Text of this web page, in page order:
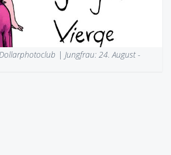
|Jungfrau: 24. August -